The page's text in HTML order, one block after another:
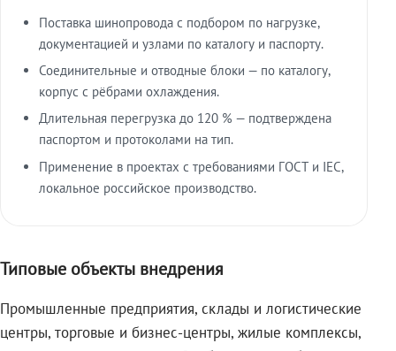
Поставка шинопровода с подбором по нагрузке,
документацией и узлами по каталогу и паспорту.
Соединительные и отводные блоки — по каталогу,
корпус с рёбрами охлаждения.
Длительная перегрузка до 120 % — подтверждена
паспортом и протоколами на тип.
Применение в проектах с требованиями ГОСТ и IEC,
локальное российское производство.
Типовые объекты внедрения
Промышленные предприятия, склады и логистические
центры, торговые и бизнес-центры, жилые комплексы,